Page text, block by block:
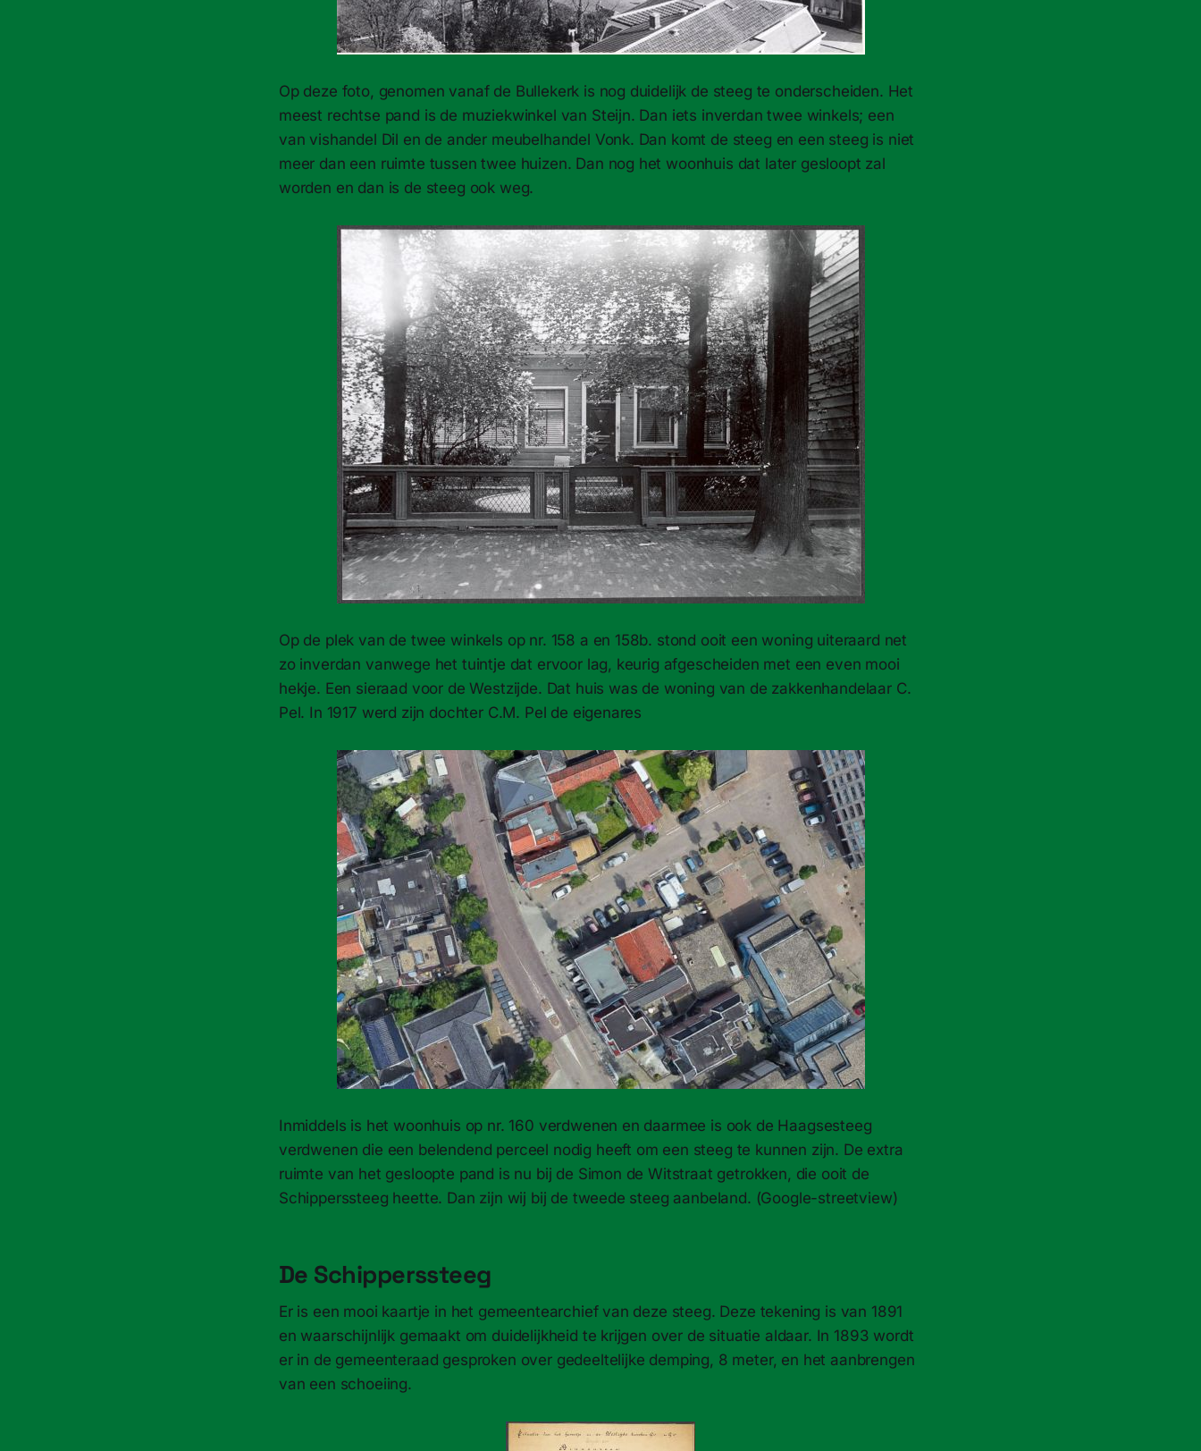
Op deze foto, genomen vanaf de Bullekerk is nog duidelijk de steeg te onderscheiden. Het
meest rechtse pand is de muziekwinkel van Steijn. Dan iets inverdan twee winkels; een
van vishandel Dil en de ander meubelhandel Vonk. Dan komt de steeg en een steeg is niet
meer dan een ruimte tussen twee huizen. Dan nog het woonhuis dat later gesloopt zal
worden en dan is de steeg ook weg.
Op de plek van de twee winkels op nr. 158 a en 158b. stond ooit een woning uiteraard net
zo inverdan vanwege het tuintje dat ervoor lag, keurig afgescheiden met een even mooi
hekje. Een sieraad voor de Westzijde. Dat huis was de woning van de zakkenhandelaar C.
Pel. In 1917 werd zijn dochter C.M. Pel de eigenares
Inmiddels is het woonhuis op nr. 160 verdwenen en daarmee is ook de Haagsesteeg
verdwenen die een belendend perceel nodig heeft om een steeg te kunnen zijn. De extra
ruimte van het gesloopte pand is nu bij de Simon de Witstraat getrokken, die ooit de
Schipperssteeg heette. Dan zijn wij bij de tweede steeg aanbeland. (Google-streetview)
De Schipperssteeg
Er is een mooi kaartje in het gemeentearchief van deze steeg. Deze tekening is van 1891
en waarschijnlijk gemaakt om duidelijkheid te krijgen over de situatie aldaar. In 1893 wordt
er in de gemeenteraad gesproken over gedeeltelijke demping, 8 meter, en het aanbrengen
van een schoeiing.